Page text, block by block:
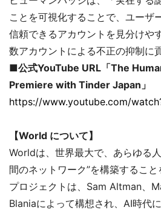
ことを可視化することで、ユーザ
信頼できるアカウントを見分けや
数アカウントによる不正の抑制に
■公式YouTube URL「The
Premiere with Tinder Japan」
https://www.youtube.com/
【World について】
Worldは、世界最大で、あらゆる
間のネットワーク”を構築するこ
プロジェクトは、Sam Altman、
Blaniaによって構想され、AI時代